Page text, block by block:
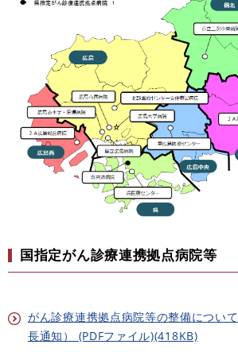
国指定がん診療連携拠点病院等
がん診療連携拠点病院等の整備につい
長通知） (PDFファイル)(418KB)